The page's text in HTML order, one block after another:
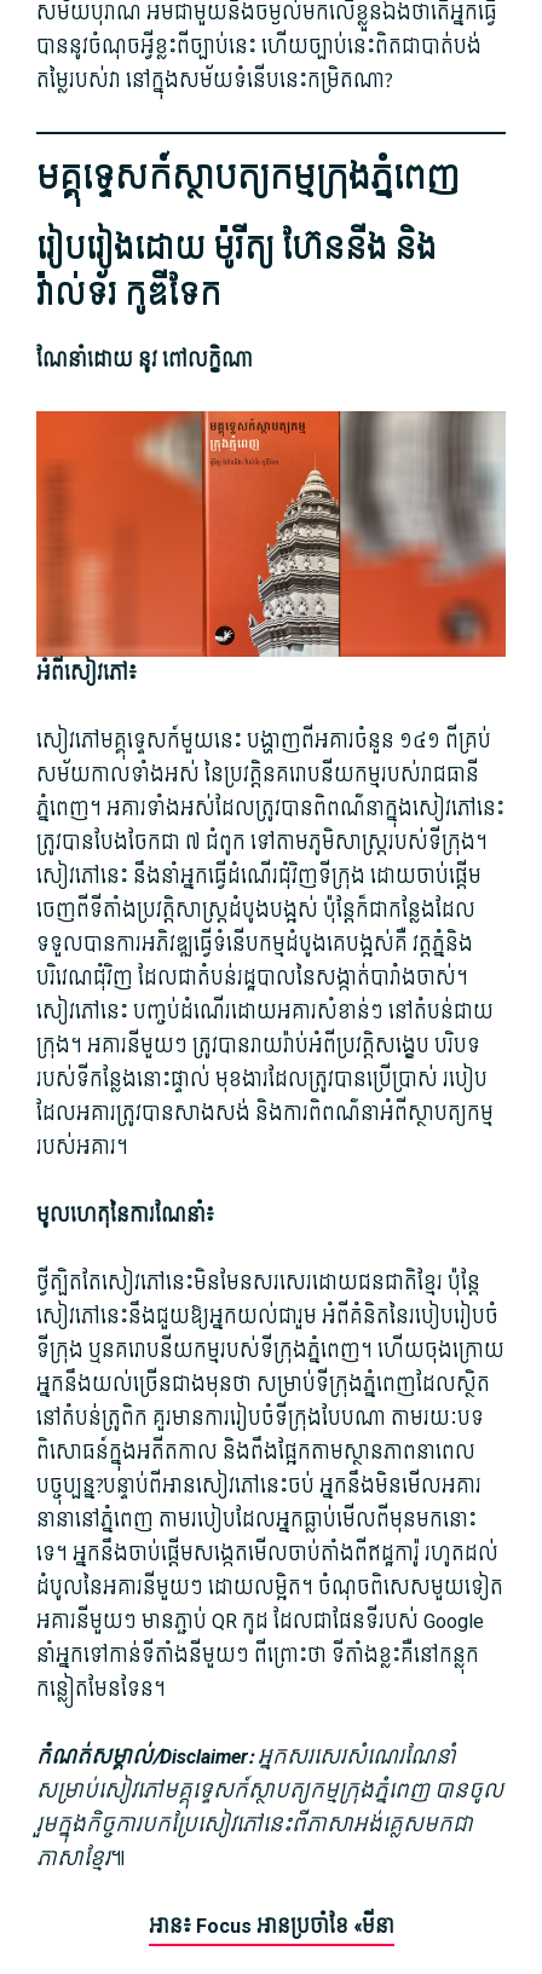
សម័យ​បុរាណ អម​ជាមួយ​នឹង​ចម្ងល់​មក​លើ​ខ្លួនឯង​ថា​តើ​អ្នកធ្វើ​
បាន​នូវ​ចំណុច​អ្វីខ្លះ​ពី​ច្បាប់​នេះ ហើយ​ច្បាប់​នេះ​ពិតជា​បាត់បង់​
តម្លៃ​របស់​វា នៅ​ក្នុង​សម័យ​ទំនើប​នេះ​កម្រិត​ណា​?
មគ្គុទ្ទេសក៍​ស្ថាបត្យកម្ម​ក្រុងភ្នំពេញ
​រៀបរៀងដោយ ម៉ូរីត្យ ហ៊ែននីង និង
វ៉ាល់ទ័រ កូឌីទែក
​ណែនាំ​ដោយ នូវ ពៅ​លក្ខិ​ណា​
អំពី​សៀវភៅ៖
សៀវភៅ​មគ្គុទ្ទេសក៍​មួយ​នេះ បង្ហាញ​ពី​អគារ​ចំនួន ១៤១ ពី​គ្រប់​
សម័យកាល​ទាំងអស់ នៃ​ប្រវត្តិ​នគរោបនីយកម្ម​របស់​រាជធានី​
ភ្នំពេញ។ អគារ​ទាំងអស់​ដែល​ត្រូវ​បាន​ពិពណ៌នា​ក្នុង​សៀវភៅ​នេះ
ត្រូវ​បាន​បែងចែក​ជា ៧ ជំពូក ទៅតាម​ភូមិសាស្ត្រ​របស់​ទីក្រុង។
សៀវភៅ​នេះ នឹង​នាំ​អ្នកធ្វើ​ដំណើរ​ជុំវិញ​ទីក្រុង ដោយ​ចាប់​ផ្តើម​
ចេញពី​ទីតាំង​ប្រវត្តិសាស្ត្រ​ដំបូងបង្អស់ ប៉ុន្តែ​ក៏​ជា​កន្លែង​ដែល​
ទទួល​បានការ​អភិវឌ្ឍ​ធ្វើ​ទំនើបកម្ម​ដំបូង​គេ​បង្អស់​គឺ វត្តភ្នំ​និង​
បរិវេណ​ជុំវិញ ដែល​ជា​តំបន់​រដ្ឋបាល​នៃ​សង្កាត់​បារាំង​ចាស់។
សៀវភៅ​នេះ បញ្ចប់​ដំណើរ​ដោយ​អគារ​សំខាន់ៗ​ នៅ​តំបន់​ជាយ
ក្រុង។ អគារ​នី​មួយៗ ត្រូវ​បាន​រាយ​រ៉ាប់​អំពី​ប្រវត្តិ​សង្ខេប បរិបទ​
របស់​ទីកន្លែង​នោះ​ផ្ទាល់ មុខងារ​ដែល​ត្រូវ​បាន​ប្រើប្រាស់ របៀប​
ដែល​អគារ​ត្រូវ​បាន​សាងសង់ និង​ការ​ពិពណ៌នា​អំពី​ស្ថាបត្យកម្ម​
របស់​អគារ។
មូលហេតុ​នៃ​ការណែនាំ៖
ថ្វីត្បិតតែ​សៀវភៅ​នេះ​មិនមែន​សរសេរ​ដោយ​ជនជាតិ​ខ្មែរ ប៉ុន្តែ​
សៀវភៅ​នេះ​នឹង​ជួយ​ឱ្យ​អ្នក​យល់ជា​រួម អំពី​គំនិត​នៃ​របៀបរៀបចំ​
ទីក្រុង ឬ​នគរោបនីយកម្ម​របស់​ទីក្រុង​ភ្នំពេញ។ ហើយ​ចុងក្រោយ​
អ្នក​នឹង​យល់​ច្រើនជាង​មុន​ថា សម្រាប់​ទីក្រុង​ភ្នំពេញ​ដែល​ស្ថិត
នៅ​តំបន់​ត្រូពិក គួរ​មានការ​រៀបចំ​ទីក្រុង​បែប​ណា តាមរយៈ​បទ
ពិសោធន៍​ក្នុង​អតីតកាល និង​ពឹងផ្អែក​តាម​ស្ថានភាព​នា​ពេល​
បច្ចុប្បន្ន​?បន្ទាប់ពី​អាន​សៀវភៅ​នេះ​ចប់ អ្នក​នឹង​មិន​មើល​អគារ​
នានា​នៅ​ភ្នំពេញ តាមរបៀប​ដែល​អ្នក​ធ្លាប់​មើល​ពីមុន​មក​នោះ​
ទេ។ អ្នក​នឹង​ចាប់​ផ្តើម​សង្កេតមើល​ចាប់​តាំង​ពី​ឥដ្ឋការ៉ូ រហូតដល់​
ដំបូល​នៃ​អគារ​នី​មួយៗ ដោយ​លម្អិត។ ចំណុច​ពិសេស​មួយទៀត
អគារ​នី​មួយៗ មាន​ភ្ជាប់ QR កូដ ដែល​ជា​ផែនទី​របស់ Google
នាំ​អ្នក​ទៅកាន់​ទីតាំង​នី​មួយៗ ពីព្រោះ​ថា ទីតាំង​ខ្លះ​គឺ​នៅ​កន្លុក
កន្លៀត​មែនទែន។
កំណត់សម្គាល់​/Disclaimer​:អ្នក​សរសេរ​សំណេរ​ណែនាំ​
សម្រាប់​សៀវភៅ​មគ្គុទ្ទេសក៍​ស្ថាបត្យកម្ម​ក្រុងភ្នំពេញ បាន​ចូល
រួម​ក្នុង​កិច្ចការ​បកប្រែ​សៀវភៅ​នេះ​ពី​ភាសា​អង់គ្លេស​មក​ជា​
ភាសាខ្មែរ៕
អាន៖ Focus អាន​ប្រចាំខែ «មីនា